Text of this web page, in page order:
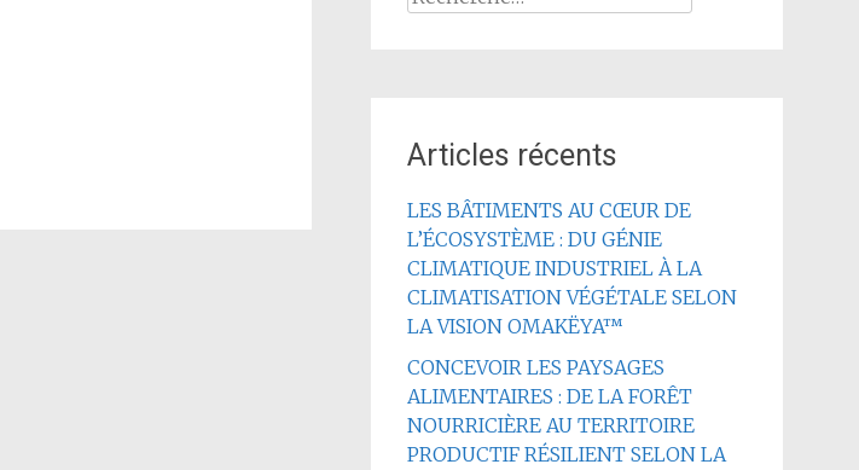
Articles récents
LES BÂTIMENTS AU CŒUR DE
L’ÉCOSYSTÈME : DU GÉNIE
CLIMATIQUE INDUSTRIEL À LA
CLIMATISATION VÉGÉTALE SELON
LA VISION OMAKËYA™
CONCEVOIR LES PAYSAGES
ALIMENTAIRES : DE LA FORÊT
NOURRICIÈRE AU TERRITOIRE
PRODUCTIF RÉSILIENT SELON LA